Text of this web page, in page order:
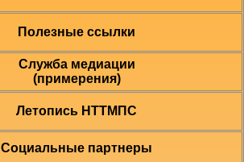
Полезные ссылки
Служба медиации
(примерения)
Летопись НТТМПС
Социальные партнеры